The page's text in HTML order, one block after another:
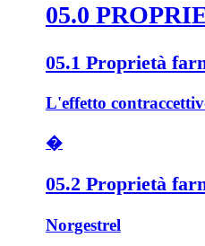
05.0
05.1 Proprietà
L'effetto
�
05.2 Proprietà
Norgestrel